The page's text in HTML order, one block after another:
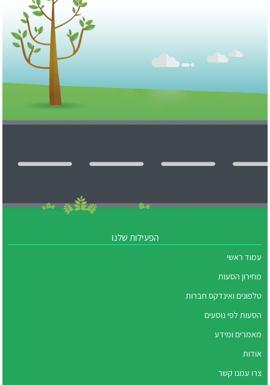
הפעילות שלנו
עמוד ראשי
מחירון הסעות
טלפונים ואינדקס חברות
הסעות לפי נוסעים
מאמרים ומידע
אודות
צרו עמנו קשר